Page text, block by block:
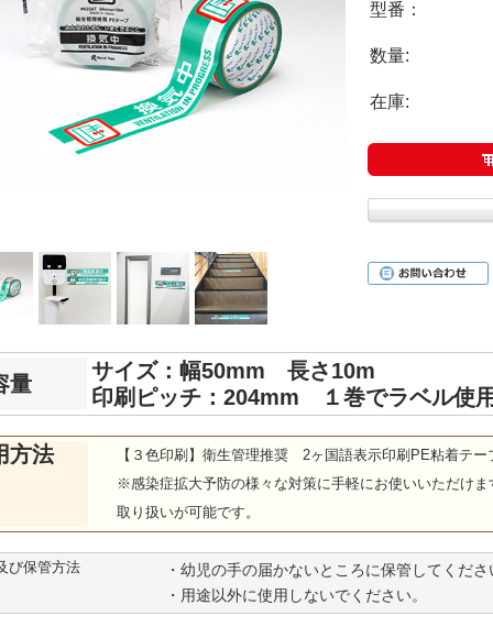
型番：
数量:
在庫:
量
サイズ：幅50mm 長さ10m
印刷ピッチ：204mm １巻でラベル使
方法
【３色印刷】衛生管理推奨 2ヶ国語表示印刷PE粘着テ
※感染症拡大予防の様々な対策に手軽にお使いいただけ
取り扱いが可能です。
び保管方法
・幼児の手の届かないところに保管してくださ
・用途以外に使用しないでください。